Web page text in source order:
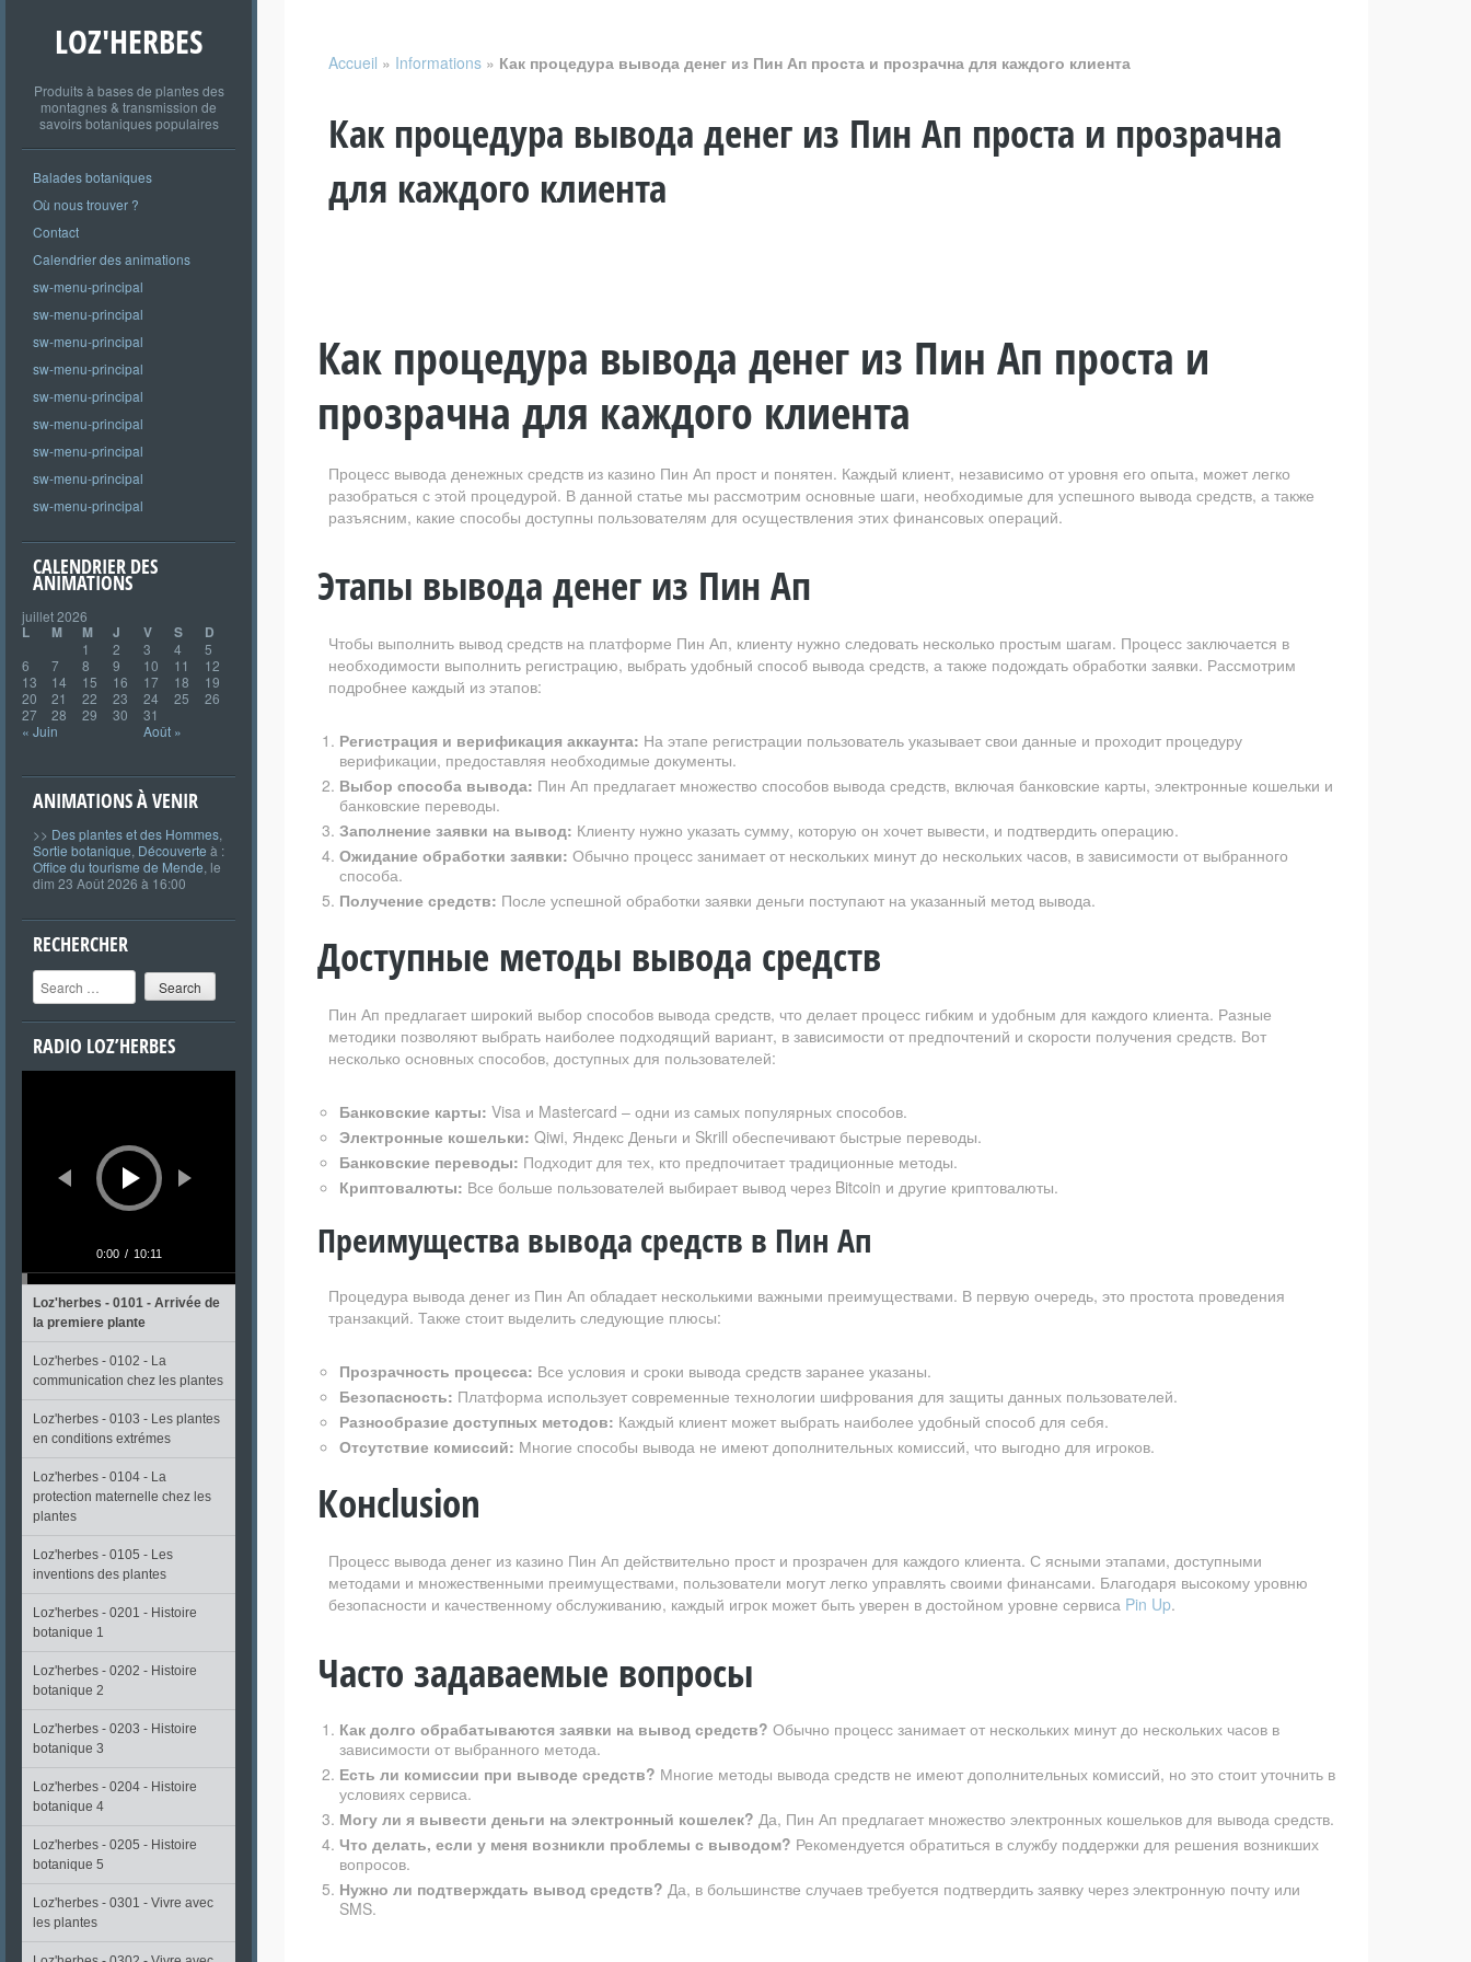
LOZ'HERBES
Produits à bases de plantes des
montagnes & transmission de
savoirs botaniques populaires
Balades botaniques
Où nous trouver ?
Contact
Calendrier des animations
sw-menu-principal
sw-menu-principal
sw-menu-principal
sw-menu-principal
sw-menu-principal
sw-menu-principal
sw-menu-principal
sw-menu-principal
sw-menu-principal
CALENDRIER DES
ANIMATIONS
juillet 2026
L M M J V S D
1 2 3 4
5
6
7 8 9 10 11
12
13
14 15 16 17 18
19
20
21 22 23 24 25
26
27
28 29 30
31
« Juin
Août »
ANIMATIONS À VENIR
>> Des plantes et des Hommes
Sortie botanique Découverte à :
Office du tourisme de Mende , le
dim 23 Août 2026 à 16:00
RECHERCHER
Search
RADIO LOZ’HERBES
0:00 / 10:11
Loz'herbes - 0101 - Arrivée de
la premiere plante
Loz'herbes - 0102 - La
communication chez les plantes
Loz'herbes - 0103 - Les plantes
en conditions extrémes
Loz'herbes - 0104 - La
protection maternelle chez les
plantes
Loz'herbes - 0105 - Les
inventions des plantes
Loz'herbes - 0201 - Histoire
botanique 1
Loz'herbes - 0202 - Histoire
botanique 2
Loz'herbes - 0203 - Histoire
botanique 3
Loz'herbes - 0204 - Histoire
botanique 4
Loz'herbes - 0205 - Histoire
botanique 5
Loz'herbes - 0301 - Vivre avec
les plantes
Accueil » Informations » Как процедура вывода денег из Пин Ап проста и прозрачна для каждого клиента
Как процедура вывода денег из Пин Ап проста и прозрачна
для каждого клиента
Как процедура вывода денег из Пин Ап проста и
прозрачна для каждого клиента
Процесс вывода денежных средств из казино Пин Ап прост и понятен. Каждый клиент, независимо от уровня его опыта, может легко
разобраться с этой процедурой. В данной статье мы рассмотрим основные шаги, необходимые для успешного вывода средств, а также
разъясним, какие способы доступны пользователям для осуществления этих финансовых операций.
Этапы вывода денег из Пин Ап
Чтобы выполнить вывод средств на платформе Пин Ап, клиенту нужно следовать несколько простым шагам. Процесс заключается в
необходимости выполнить регистрацию, выбрать удобный способ вывода средств, а также подождать обработки заявки. Рассмотрим
подробнее каждый из этапов:
Регистрация и верификация аккаунта: На этапе регистрации пользователь указывает свои данные и проходит процедуру
верификации, предоставляя необходимые документы.
Выбор способа вывода: Пин Ап предлагает множество способов вывода средств, включая банковские карты, электронные кошельки и
банковские переводы.
Заполнение заявки на вывод: Клиенту нужно указать сумму, которую он хочет вывести, и подтвердить операцию.
Ожидание обработки заявки: Обычно процесс занимает от нескольких минут до нескольких часов, в зависимости от выбранного
способа.
Получение средств: После успешной обработки заявки деньги поступают на указанный метод вывода.
Доступные методы вывода средств
Пин Ап предлагает широкий выбор способов вывода средств, что делает процесс гибким и удобным для каждого клиента. Разные
методики позволяют выбрать наиболее подходящий вариант, в зависимости от предпочтений и скорости получения средств. Вот
несколько основных способов, доступных для пользователей:
Банковские карты: Visa и Mastercard – одни из самых популярных способов.
Электронные кошельки: Qiwi, Яндекс Деньги и Skrill обеспечивают быстрые переводы.
Банковские переводы: Подходит для тех, кто предпочитает традиционные методы.
Криптовалюты: Все больше пользователей выбирает вывод через Bitcoin и другие криптовалюты.
Преимущества вывода средств в Пин Ап
Процедура вывода денег из Пин Ап обладает несколькими важными преимуществами. В первую очередь, это простота проведения
транзакций. Также стоит выделить следующие плюсы:
Прозрачность процесса: Все условия и сроки вывода средств заранее указаны.
Безопасность: Платформа использует современные технологии шифрования для защиты данных пользователей.
Разнообразие доступных методов: Каждый клиент может выбрать наиболее удобный способ для себя.
Отсутствие комиссий: Многие способы вывода не имеют дополнительных комиссий, что выгодно для игроков.
Конclusion
Процесс вывода денег из казино Пин Ап действительно прост и прозрачен для каждого клиента. С ясными этапами, доступными
методами и множественными преимуществами, пользователи могут легко управлять своими финансами. Благодаря высокому уровню
безопасности и качественному обслуживанию, каждый игрок может быть уверен в достойном уровне сервиса Pin Up.
Часто задаваемые вопросы
Как долго обрабатываются заявки на вывод средств? Обычно процесс занимает от нескольких минут до нескольких часов в
зависимости от выбранного метода.
Есть ли комиссии при выводе средств? Многие методы вывода средств не имеют дополнительных комиссий, но это стоит уточнить в
условиях сервиса.
Могу ли я вывести деньги на электронный кошелек? Да, Пин Ап предлагает множество электронных кошельков для вывода средств.
Что делать, если у меня возникли проблемы с выводом? Рекомендуется обратиться в службу поддержки для решения возникших
вопросов.
Нужно ли подтверждать вывод средств? Да, в большинстве случаев требуется подтвердить заявку через электронную почту или
SMS.